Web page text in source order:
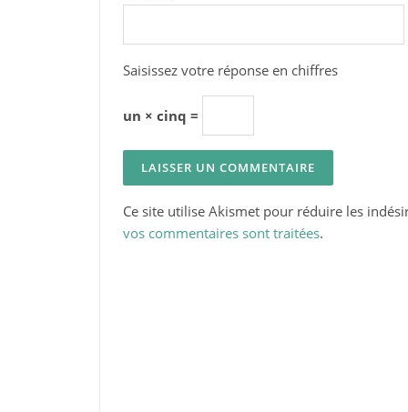
Saisissez votre réponse en chiffres
un × cinq =
Ce site utilise Akismet pour réduire les
vos commentaires sont traitées.